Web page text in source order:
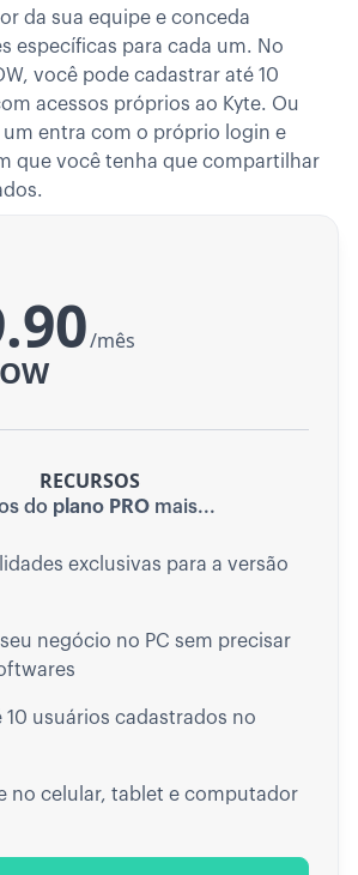
da sua equipe e conceda
específicas para cada um. No
você pode cadastrar até 10
acessos próprios ao Kyte. Ou
um entra com o próprio login e
que você tenha que compartilhar
/mês
RECURSOS
do plano PRO mais...
exclusivas para a versão
negócio no PC sem precisar
10 usuários cadastrados no
no celular, tablet e computador